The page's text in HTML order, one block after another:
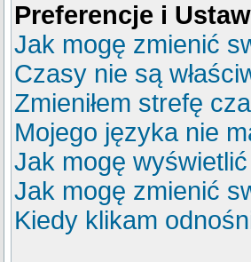
Preferencje i
Jak mogę zmienić
Czasy nie są
Zmieniłem strefę
Mojego języka nie
Jak mogę
Jak mogę zmienić
Kiedy klikam